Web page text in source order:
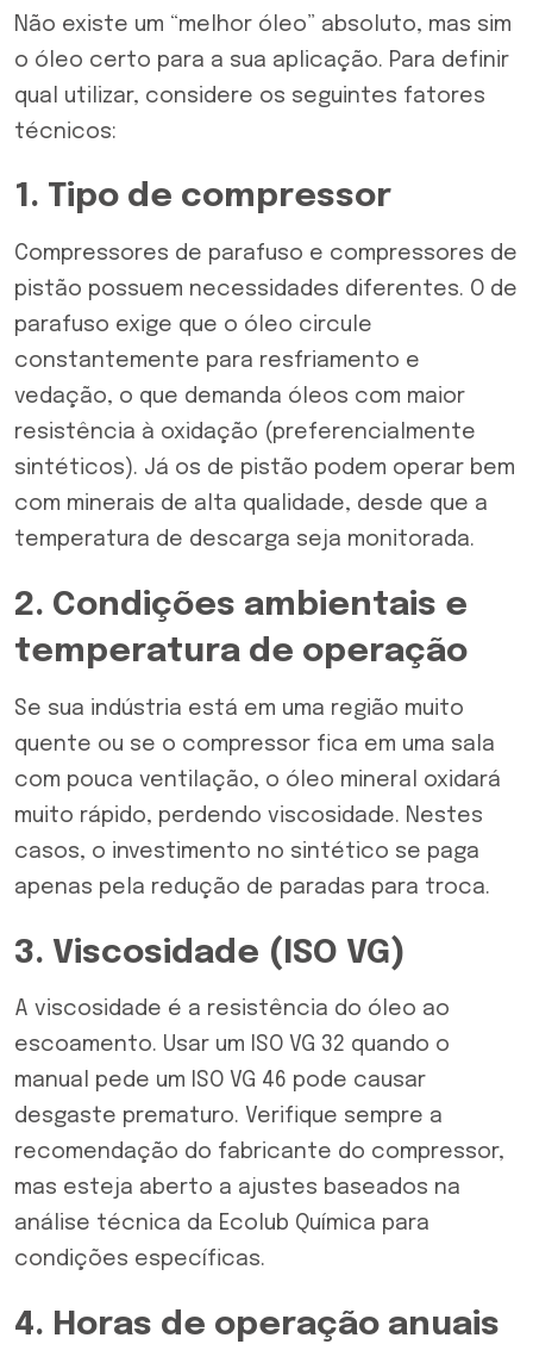
Não existe um “melhor óleo” absoluto, mas sim
o óleo certo para a sua aplicação. Para definir
qual utilizar, considere os seguintes fatores
técnicos:
1. Tipo de compressor
Compressores de parafuso e compressores de
pistão possuem necessidades diferentes. O de
parafuso exige que o óleo circule
constantemente para resfriamento e
vedação, o que demanda óleos com maior
resistência à oxidação (preferencialmente
sintéticos). Já os de pistão podem operar bem
com minerais de alta qualidade, desde que a
temperatura de descarga seja monitorada.
2. Condições ambientais e
temperatura de operação
Se sua indústria está em uma região muito
quente ou se o compressor fica em uma sala
com pouca ventilação, o óleo mineral oxidará
muito rápido, perdendo viscosidade. Nestes
casos, o investimento no sintético se paga
apenas pela redução de paradas para troca.
3. Viscosidade (ISO VG)
A viscosidade é a resistência do óleo ao
escoamento. Usar um ISO VG 32 quando o
manual pede um ISO VG 46 pode causar
desgaste prematuro. Verifique sempre a
recomendação do fabricante do compressor,
mas esteja aberto a ajustes baseados na
análise técnica da Ecolub Química para
condições específicas.
4. Horas de operação anuais